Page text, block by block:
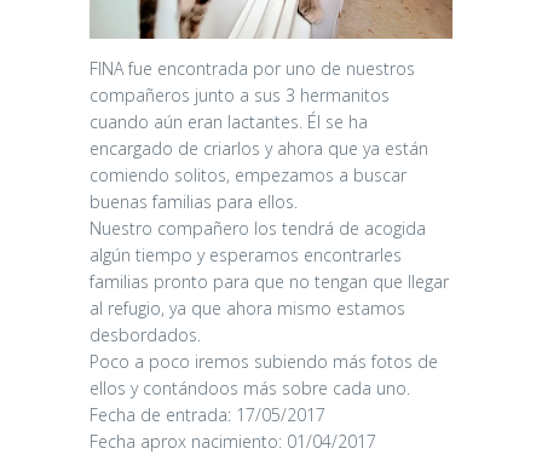
FINA fue encontrada por uno de nuestros
compañeros junto a sus 3 hermanitos
cuando aún eran lactantes. Él se ha
encargado de criarlos y ahora que ya están
comiendo solitos, empezamos a buscar
buenas familias para ellos.
Nuestro compañero los tendrá de acogida
algún tiempo y esperamos encontrarles
familias pronto para que no tengan que llegar
al refugio, ya que ahora mismo estamos
desbordados.
Poco a poco iremos subiendo más fotos de
ellos y contándoos más sobre cada uno.
Fecha de entrada: 17/05/2017
Fecha aprox nacimiento: 01/04/2017